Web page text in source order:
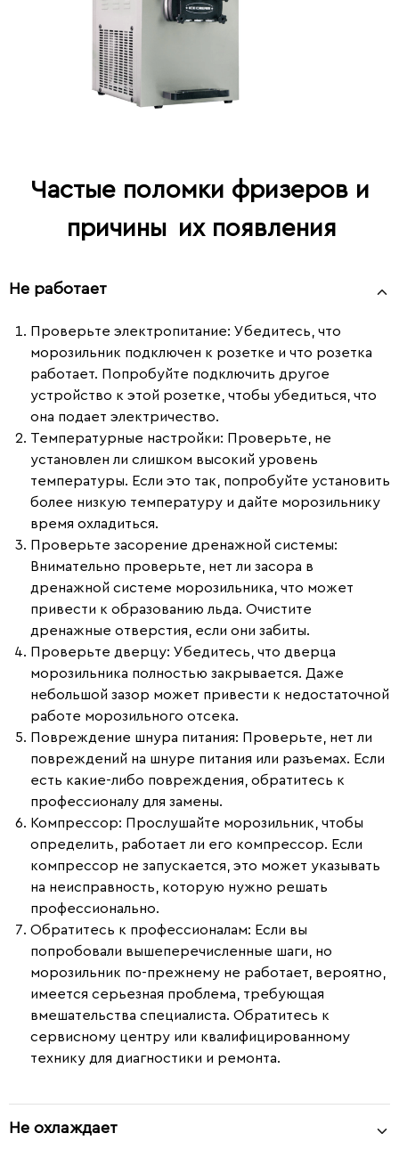
Частые поломки фризеров и
причины их появления
Не работает
Проверьте электропитание: Убедитесь, что
морозильник подключен к розетке и что розетка
работает. Попробуйте подключить другое
устройство к этой розетке, чтобы убедиться, что
она подает электричество.
Температурные настройки: Проверьте, не
установлен ли слишком высокий уровень
температуры. Если это так, попробуйте установить
более низкую температуру и дайте морозильнику
время охладиться.
Проверьте засорение дренажной системы:
Внимательно проверьте, нет ли засора в
дренажной системе морозильника, что может
привести к образованию льда. Очистите
дренажные отверстия, если они забиты.
Проверьте дверцу: Убедитесь, что дверца
морозильника полностью закрывается. Даже
небольшой зазор может привести к недостаточной
работе морозильного отсека.
Повреждение шнура питания: Проверьте, нет ли
повреждений на шнуре питания или разъемах. Если
есть какие-либо повреждения, обратитесь к
профессионалу для замены.
Компрессор: Прослушайте морозильник, чтобы
определить, работает ли его компрессор. Если
компрессор не запускается, это может указывать
на неисправность, которую нужно решать
профессионально.
Обратитесь к профессионалам: Если вы
попробовали вышеперечисленные шаги, но
морозильник по-прежнему не работает, вероятно,
имеется серьезная проблема, требующая
вмешательства специалиста. Обратитесь к
сервисному центру или квалифицированному
технику для диагностики и ремонта.
Не охлаждает